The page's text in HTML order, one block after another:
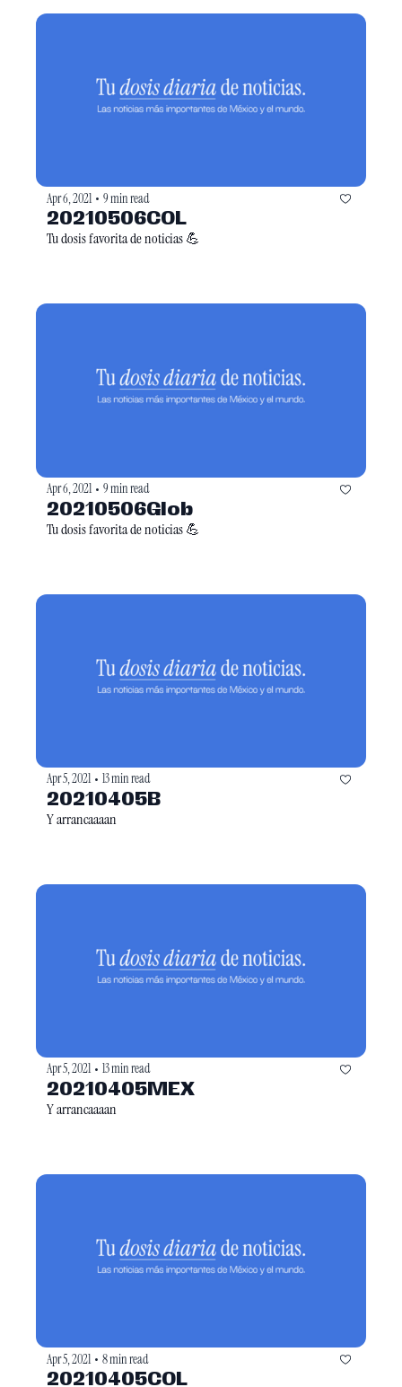
Apr 6, 2021 • 9 min read
20210506COL
Tu dosis favorita de noticias 💪
Apr 6, 2021 • 9 min read
20210506Glob
Tu dosis favorita de noticias 💪
Apr 5, 2021 • 13 min read
20210405B
Y arrancaaaan
Apr 5, 2021 • 13 min read
20210405MEX
Y arrancaaaan
Apr 5, 2021 • 8 min read
20210405COL